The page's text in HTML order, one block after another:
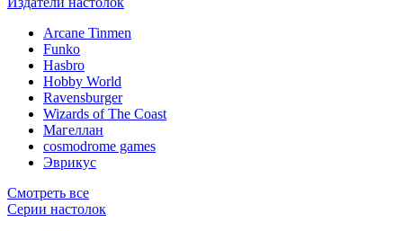
Arcane Tinmen
Funko
Hasbro
Hobby World
Ravensburger
Wizards of The Coast
Магеллан
сosmodrome games
Эврикус
Смотреть все
Серии настолок